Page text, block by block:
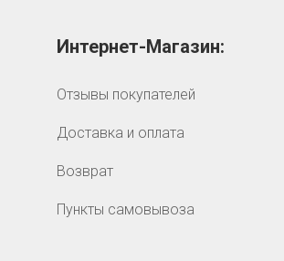
Интернет-Магазин:
Отзывы покупателей
Доставка и оплата
Возврат
Пункты самовывоза